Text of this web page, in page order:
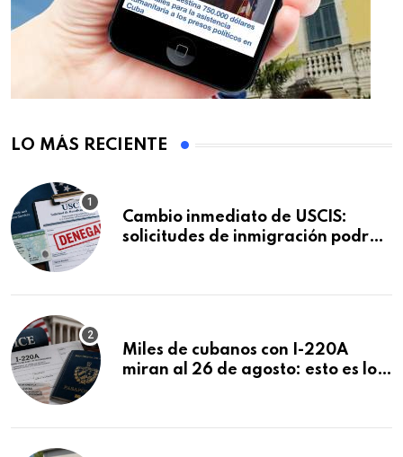
LO MÁS RECIENTE
Cambio inmediato de USCIS:
solicitudes de inmigración podrán
Miles de cubanos con I-220A
miran al 26 de agosto: esto es lo